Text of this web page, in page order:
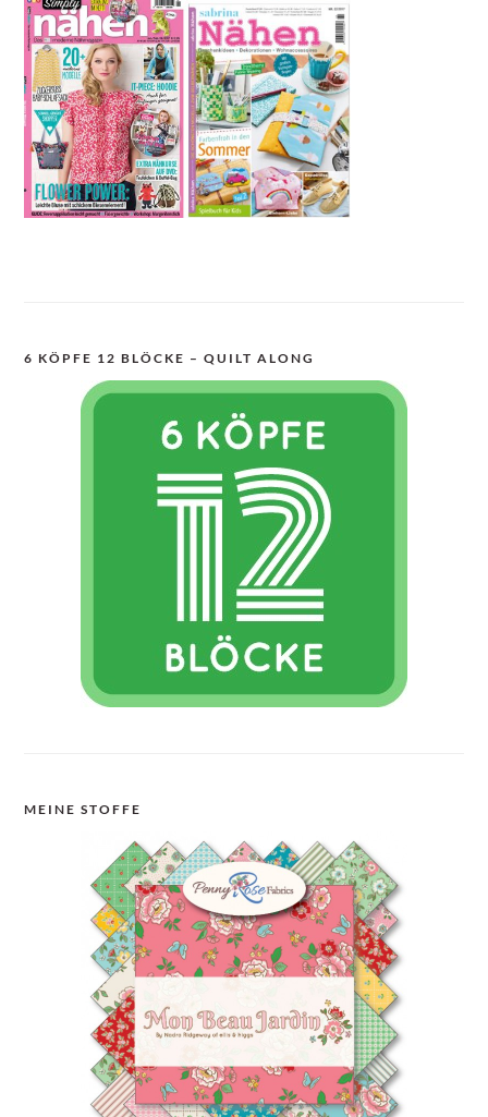
6 KÖPFE 12 BLÖCKE – QUILT ALONG
MEINE STOFFE